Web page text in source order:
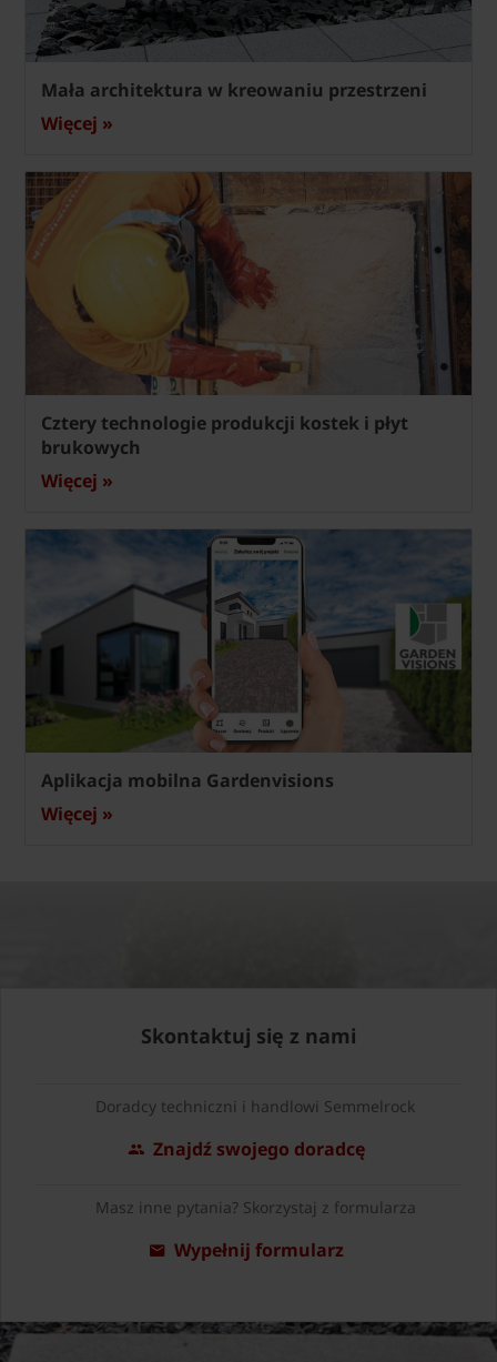
Mała architektura w kreowaniu przestrzeni
Więcej »
Cztery technologie produkcji kostek i płyt
brukowych
Więcej »
Aplikacja mobilna Gardenvisions
Więcej »
Skontaktuj się z nami
Doradcy techniczni i handlowi Semmelrock
Znajdź swojego doradcę
Masz inne pytania? Skorzystaj z formularza
Wypełnij formularz